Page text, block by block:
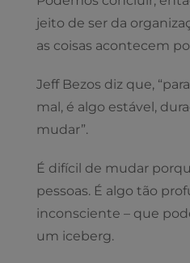
jeito de ser da
as coisas acontecem
Jeff Bezos diz que,
mal, é algo estável,
mudar”.
É difícil de mudar
pessoas. É algo tão
inconsciente – que
um iceberg.